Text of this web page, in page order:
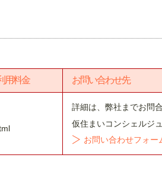
用料金 お問い合わせ先
詳細は、弊社までお問
仮住まいコンシェルジ
お問い合わせフォー